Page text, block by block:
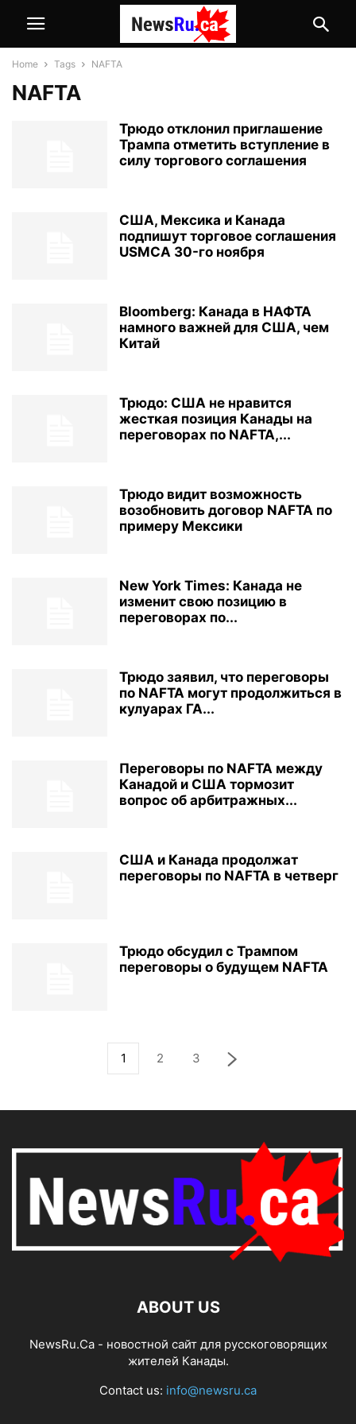
Home Tags NAFTA
NAFTA
Трюдо отклонил приглашение
Трампа отметить вступление в
силу торгового соглашения
США, Мексика и Канада
подпишут торговое соглашения
USMCA 30-го ноября
Bloomberg: Канада в НАФТА
намного важней для США, чем
Китай
Трюдо: США не нравится
жесткая позиция Канады на
переговорах по NAFTA,...
Трюдо видит возможность
возобновить договор NAFTA по
примеру Мексики
New York Times: Канада не
изменит свою позицию в
переговорах по...
Трюдо заявил, что переговоры
по NAFTA могут продолжиться в
кулуарах ГА...
Переговоры по NAFTA между
Канадой и США тормозит
вопрос об арбитражных...
США и Канада продолжат
переговоры по NAFTA в четверг
Трюдо обсудил с Трампом
переговоры о будущем NAFTA
1 2 3
ABOUT US
NewsRu.Ca - новостной сайт для русскоговорящих
жителей Канады.
Contact us: info@newsru.ca